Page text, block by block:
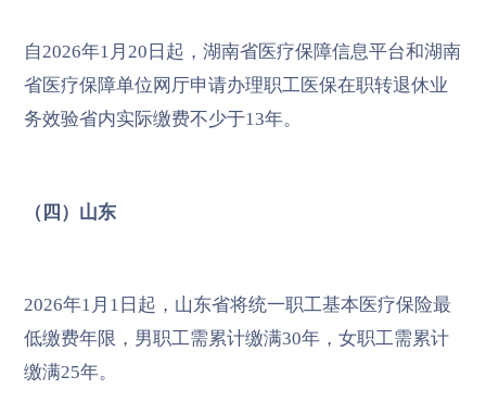
自2026年1月20日起，湖南省医疗保障信息平台和湖南
省医疗保障单位网厅申请办理职工医保在职转退休业
务效验省内实际缴费不少于13年。
（四）山东
2026年1月1日起，山东省将统一职工基本医疗保险最
低缴费年限，男职工需累计缴满30年，女职工需累计
缴满25年。